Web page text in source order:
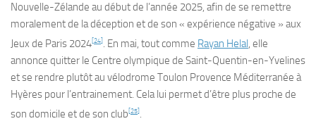
Nouvelle-Zélande au début de l’année 2025, afin de se remettre
moralement de la déception et de son « expérience négative » aux
Jeux de Paris 2024[24]. En mai, tout comme Rayan Helal, elle
annonce quitter le Centre olympique de Saint-Quentin-en-Yvelines
et se rendre plutôt au vélodrome Toulon Provence Méditerranée à
Hyères pour l’entrainement. Cela lui permet d’être plus proche de
son domicile et de son club[25].